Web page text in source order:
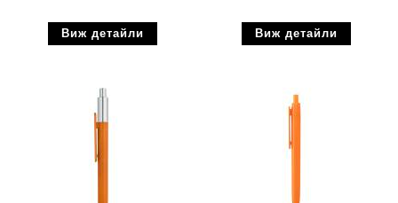
Виж детайли Виж детайли